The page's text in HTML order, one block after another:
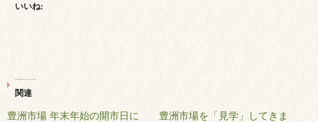
いいね:
関連
豊洲市場 年末年始の開市日に
豊洲市場を「見学」してきま